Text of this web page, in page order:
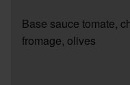
Base sauce tomate,
fromage, olives